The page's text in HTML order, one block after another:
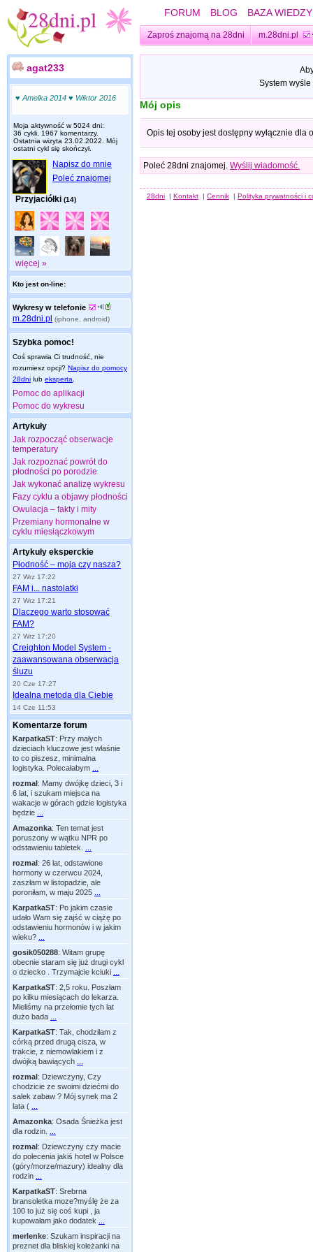
FORUM BLOG BAZA WIEDZY
Zaproś znajomą na 28dni m.28dni.pl
agat233
♥ Amelka 2014 ♥ Wiktor 2016
Moja aktywność w 5024 dni:
36 cykli, 1967 komentarzy.
Ostatnia wizyta 23.02.2022 . Mój
ostatni cykl się skończył.
Napisz do mnie
Poleć znajomej
Przyjaciółki (14)
więcej »
Kto jest on-line:
Wykresy w telefonie
m.28dni.pl (iphone, android)
Szybka pomoc!
Coś sprawia Ci trudność, nie
rozumiesz opcji? Napisz do pomocy
28dni lub eksperta
Pomoc do aplikacji
Pomoc do wykresu
Artykuły
Jak rozpocząć obserwacje
temperatury
Jak rozpoznać powrót do
płodności po porodzie
Jak wykonać analizę wykresu
Fazy cyklu a objawy płodności
Owulacja – fakty i mity
Przemiany hormonalne w
cyklu miesiączkowym
Artykuły eksperckie
Płodność – moja czy nasza?
27 Wrz 17:22
FAM i... nastolatki
27 Wrz 17:21
Dlaczego warto stosować
FAM?
27 Wrz 17:20
Creighton Model System -
zaawansowana obserwacja
śluzu
20 Cze 17:27
Idealna metoda dla Ciebie
14 Cze 11:53
Komentarze forum
KarpatkaST: Przy małych
dzieciach kluczowe jest właśnie
to co piszesz, minimalna
logistyka. Polecałabym
rozmal: Mamy dwójkę dzieci, 3 i
6 lat, i szukam miejsca na
wakacje w górach gdzie logistyka
będzie
Amazonka: Ten temat jest
poruszony w wątku NPR po
odstawieniu tabletek.
rozmal: 26 lat, odstawione
hormony w czerwcu 2024,
zaszłam w listopadzie, ale
poroniłam, w maju 2025
KarpatkaST: Po jakim czasie
udało Wam się zajść w ciążę po
odstawieniu hormonów i w jakim
wieku?
gosik050288: Witam grupę
obecnie staram się już drugi cykl
o dziecko . Trzymajcie kciuki
KarpatkaST: 2,5 roku. Poszłam
po kilku miesiącach do lekarza.
Mieliśmy na przełomie tych lat
dużo bada
KarpatkaST: Tak, chodziłam z
córką przed drugą cisza, w
trakcie, z niemowlakiem i z
dwójką bawiących
rozmal: Dziewczyny, Czy
chodzicie ze swoimi dziećmi do
salek zabaw ? Mój synek ma 2
lata (
Amazonka: Osada Śnieżka jest
dla rodzin.
rozmal: Dziewczyny czy macie
do polecenia jakiś hotel w Polsce
(góry/morze/mazury) idealny dla
rodzin
KarpatkaST: Srebrna
bransoletka moze?myślę że za
100 to już się coś kupi , ja
kupowałam jako dodatek
merlenke: Szukam inspiracji na
preznet dla bliskiej koleżanki na
System
Mój opis
Opis tej osoby jest dostępny wyłącznie dla
Poleć 28dni znajomej. Wyślij wiadomość.
28dni | Kontakt | Cennik | Polityka prywatności i